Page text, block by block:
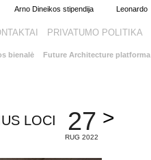
Dineikos stipendija Leonardo
PRIVATUMO POLITIKA
bienalė Future Architecture platforma
LOCI
27
RUG 2022
>